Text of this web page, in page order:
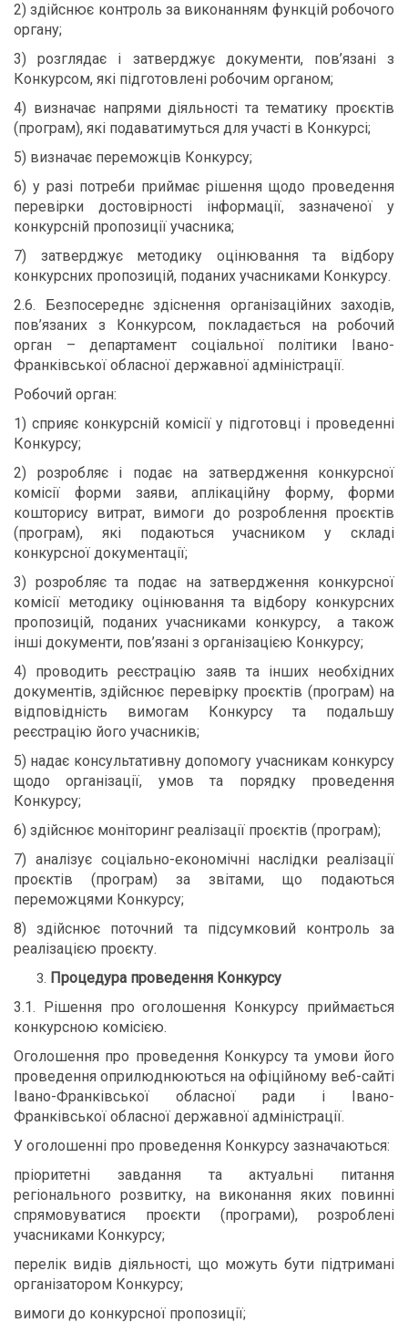
2) здійснює контроль за виконанням функцій робочого
органу;
3) розглядає і затверджує документи, пов’язані з
Конкурсом, які підготовлені робочим органом;
4) визначає напрями діяльності та тематику проєктів
(програм), які подаватимуться для участі в Конкурсі;
5) визначає переможців Конкурсу;
6) у разі потреби приймає рішення щодо проведення
перевірки достовірності інформації, зазначеної у
конкурсній пропозиції учасника;
7) затверджує методику оцінювання та відбору
конкурсних пропозицій, поданих учасниками Конкурсу.
2.6. Безпосереднє здіснення організаційних заходів,
пов’язаних з Конкурсом, покладається на робочий
орган – департамент соціальної політики Івано-
Франківської обласної державної адміністрації.
Робочий орган:
1) сприяє конкурсній комісії у підготовці і проведенні
Конкурсу;
2) розробляє і подає на затвердження конкурсної
комісії форми заяви, аплікаційну форму, форми
кошторису витрат, вимоги до розроблення проєктів
(програм), які подаються учасником у складі
конкурсної документації;
3) розробляє та подає на затвердження конкурсної
комісії методику оцінювання та відбору конкурсних
пропозицій, поданих учасниками конкурсу, а також
інші документи, пов’язані з організацією Конкурсу;
4) проводить реєстрацію заяв та інших необхідних
документів, здійснює перевірку проєктів (програм) на
відповідність вимогам Конкурсу та подальшу
реєстрацію його учасників;
5) надає консультативну допомогу учасникам конкурсу
щодо організації, умов та порядку проведення
Конкурсу;
6) здійснює моніторинг реалізації проєктів (програм);
7) аналізує соціально-економічні наслідки реалізації
проєктів (програм) за звітами, що подаються
переможцями Конкурсу;
8) здійснює поточний та підсумковий контроль за
реалізацією проєкту.
Процедура проведення Конкурсу
3.1. Рішення про оголошення Конкурсу приймається
конкурсною комісією.
Оголошення про проведення Конкурсу та умови його
проведення оприлюднюються на офіційному веб-сайті
Івано-Франківської обласної ради і Івано-
Франківської обласної державної адміністрації.
У оголошенні про проведення Конкурсу зазначаються:
пріоритетні завдання та актуальні питання
регіонального розвитку, на виконання яких повинні
спрямовуватися проєкти (програми), розроблені
учасниками Конкурсу;
перелік видів діяльності, що можуть бути підтримані
організатором Конкурсу;
вимоги до конкурсної пропозиції;